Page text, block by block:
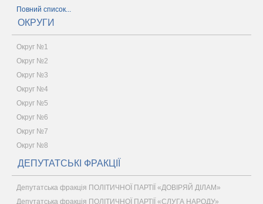
Повний список...
ОКРУГИ
Округ №1
Округ №2
Округ №3
Округ №4
Округ №5
Округ №6
Округ №7
Округ №8
ДЕПУТАТСЬКІ ФРАКЦІЇ
Депутатська фракція ПОЛІТИЧНОЇ ПАРТІЇ «ДОВІРЯЙ ДІЛАМ»
Депутатська фракція ПОЛІТИЧНОЇ ПАРТІЇ «СЛУГА НАРОДУ»